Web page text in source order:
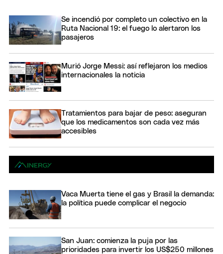
Se incendió por completo un colectivo en la
Ruta Nacional 19: el fuego lo alertaron los
pasajeros
Murió Jorge Messi: así reflejaron los medios
internacionales la noticia
Tratamientos para bajar de peso: aseguran
que los medicamentos son cada vez más
accesibles
Vaca Muerta tiene el gas y Brasil la demanda:
la política puede complicar el negocio
San Juan: comienza la puja por las
prioridades para invertir los US$250 millones